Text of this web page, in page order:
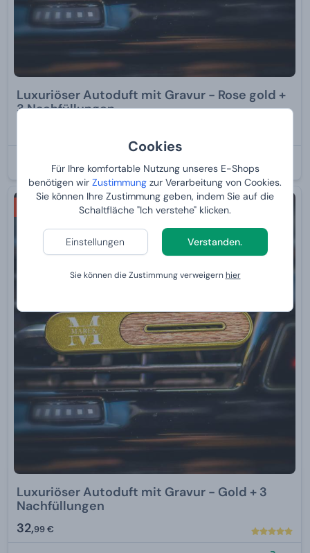
Cookies
Für Ihre komfortable Nutzung unseres E-Shops
benötigen wir Zustimmung zur Verarbeitung von Cookies.
Sie können Ihre Zustimmung geben, indem Sie auf die
Schaltfläche "Ich verstehe" klicken.
Einstellungen Verstanden.
Sie können die Zustimmung verweigernhier
Luxuriöser Autoduft mit Gravur - Rose gold +
3 Nachfüllungen
BEI IHNEN:12.8.2026
Luxuriöser Autoduft mit Gravur - Gold + 3
Nachfüllungen
32,99 €